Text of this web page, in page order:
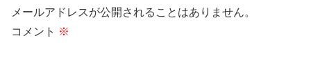
メールアドレスが公開されることはありません。
コメント ※